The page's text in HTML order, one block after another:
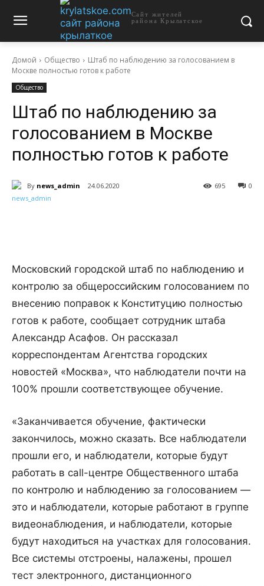
Сайт жителей
района Крылатское
Домой Общество
Штаб по наблюдению за голосованием в
Москве полностью готов к работе
Общество
Штаб по наблюдению за
голосованием в Москве
полностью готов к работе
By news_admin 24.06.2020 0
695
Московский городской штаб по наблюдению и
контролю за общероссийским голосованием по
внесению поправок к Конституцию полностью
готов к работе, сообщает сотрудник штаба
Александр Асафов. Он рассказал
корреспондентам Агентства городских
новостей «Москва», что наблюдатели почти на
100% прошли соответствующее обучение.
«Заканчивается обучение, фактически
закончилось, можно сказать. Все наблюдатели
прошли его, и наблюдатели, которые будут
работать в call-центре Общественного штаба
по контролю и наблюдению за голосованием —
это и наблюдатели, которые работают в группе
видеонаблюдения, и наблюдатели, которые
будут находиться на участках для голосования.
Все системы отстроены, налажены, прошел
тест электронного, дистанционного